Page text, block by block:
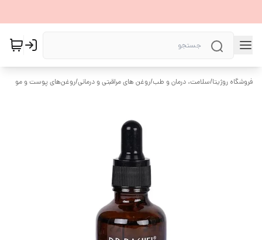
فروشگاه روژیتا/سلامت، درمان و طب/روغن های مراقبتی و درمانی/روغن‌های پوست و مو